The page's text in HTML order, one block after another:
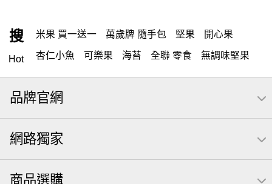
搜
Hot
米果 買一送一 萬歲牌 隨手包 堅果 開心果
杏仁小魚 可樂果 海苔 全聯 零食 無調味堅果
無調味 全聯 禮盒 全聯 素食 堅穀力 綜合纖果
米果 萬歲牌
全聯 拜拜 飲 桶裝堅果 元本山 可樂
三角壽司海苔
起司 核桃 荷卡 三角 萬歲開心果 隨手包
品牌官網
網路獨家
商品選購